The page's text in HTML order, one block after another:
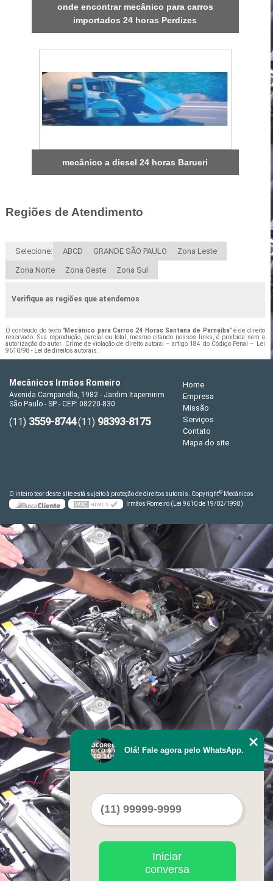
onde encontrar mecânico para carros
importados 24 horas Perdizes
mecânico a diesel 24 horas Barueri
Regiões de Atendimento
Selecione: ABCD GRANDE SÃO PAULO Zona Leste
Zona Norte Zona Oeste Zona Sul
Verifique as regiões que atendemos
O conteúdo do texto "Mecânico para Carros 24 Horas Santana de Parnaíba" é de direito
reservado. Sua reprodução, parcial ou total, mesmo citando nossos links, é proibida sem a
autorização do autor. Crime de violação de direito autoral – artigo 184 do Código Penal –
Lei
9610/98 - Lei de direitos autorais.
Mecânicos Irmãos Romeiro
Avenida Campanella, 1982 - Jardim Itapemirim
São Paulo - SP - CEP: 08220-830
(11) 3559-8744(11) 98393-8175
Home
Empresa
Missão
Serviços
Contato
Mapa do site
O inteiro teor deste site está sujeito à proteção de direitos autorais. Copyright© Mecânicos
Irmãos Romeiro (Lei 9610 de 19/02/1998)
Olá! Fale agora pelo WhatsApp.
Iniciar
conversa